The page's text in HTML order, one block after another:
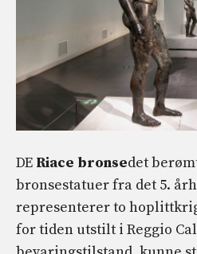
DE Riace bronsedet
bronsestatuer fra det 5.
representerer to
for tiden utstilt i Reggio